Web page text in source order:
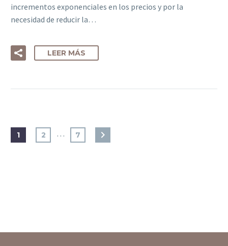
incrementos exponenciales en los precios y por la
necesidad de reducir la…
LEER MÁS
1 2 … 7